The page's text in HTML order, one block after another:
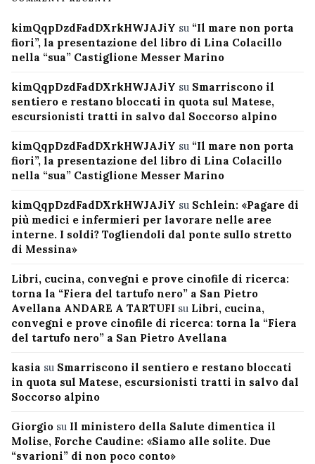
kimQqpDzdFadDXrkHWJAJiY su “Il mare non porta
fiori”, la presentazione del libro di Lina Colacillo
nella “sua” Castiglione Messer Marino
kimQqpDzdFadDXrkHWJAJiY su Smarriscono il
sentiero e restano bloccati in quota sul Matese,
escursionisti tratti in salvo dal Soccorso alpino
kimQqpDzdFadDXrkHWJAJiY su “Il mare non porta
fiori”, la presentazione del libro di Lina Colacillo
nella “sua” Castiglione Messer Marino
kimQqpDzdFadDXrkHWJAJiY su Schlein: «Pagare di
più medici e infermieri per lavorare nelle aree
interne. I soldi? Togliendoli dal ponte sullo stretto
di Messina»
Libri, cucina, convegni e prove cinofile di ricerca:
torna la “Fiera del tartufo nero” a San Pietro
Avellana ANDARE A TARTUFI su Libri, cucina,
convegni e prove cinofile di ricerca: torna la “Fiera
del tartufo nero” a San Pietro Avellana
kasia su Smarriscono il sentiero e restano bloccati
in quota sul Matese, escursionisti tratti in salvo dal
Soccorso alpino
Giorgio su Il ministero della Salute dimentica il
Molise, Forche Caudine: «Siamo alle solite. Due
“svarioni” di non poco conto»